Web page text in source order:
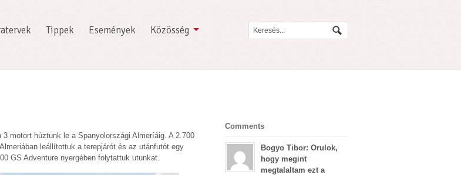
Tippek Események Közösség
motort húztunk le a Spanyolországi Almeríáig. A 2.700
leállítottuk a terepjárót és az utánfutót egy
GS Adventure nyergében folytattuk utunkat.
Comments
Bogyo Tibor: Orulok,
hogy megint
megtalaltam ezt a